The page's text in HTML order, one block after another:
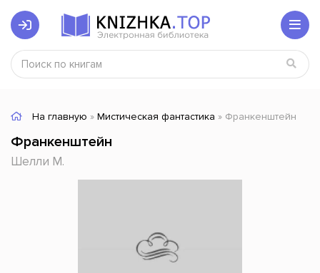
На главную » Мистическая фантастика » Франкенштейн
Франкенштейн
Шелли М.